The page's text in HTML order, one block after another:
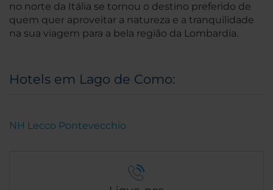
no norte da Itália se tornou o destino preferido de
quem quer aproveitar a natureza e a tranquilidade
na sua viagem para a bela região da Lombardia.
Hotels em Lago de Como:
NH Lecco Pontevecchio